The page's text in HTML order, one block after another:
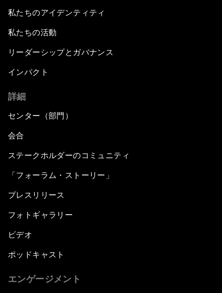
私たちのアイデンティティ
私たちの活動
リーダーシップとガバナンス
インパクト
詳細
センター（部門）
会合
ステークホルダーのコミュニティ
「フォーラム・ストーリー」
プレスリリース
フォトギャラリー
ビデオ
ポッドキャスト
エンゲージメント